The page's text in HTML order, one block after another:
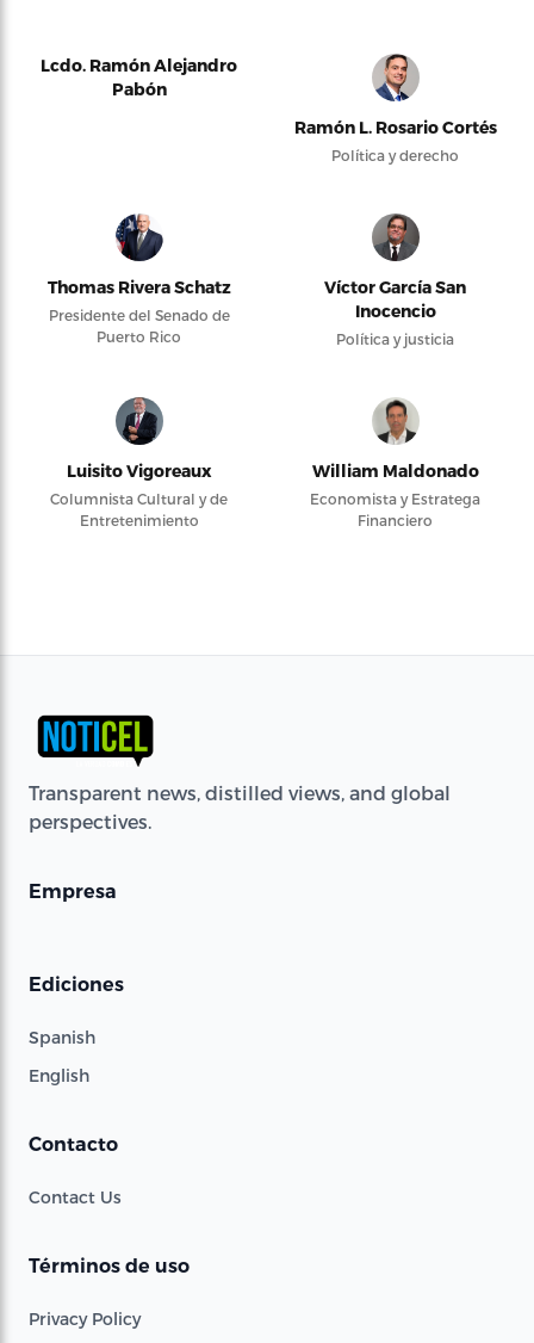
Lcdo. Ramón Alejandro
Pabón
Ramón L. Rosario Cortés
Política y derecho
Thomas Rivera Schatz
Presidente del Senado de
Puerto Rico
Víctor García San
Inocencio
Política y justicia
Luisito Vigoreaux
Columnista Cultural y de
Entretenimiento
William Maldonado
Economista y Estratega
Financiero
Transparent news, distilled views, and global
perspectives.
Empresa
Ediciones
Spanish
English
Contacto
Contact Us
Términos de uso
Privacy Policy